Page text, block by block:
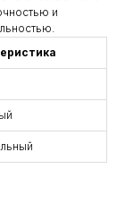
и